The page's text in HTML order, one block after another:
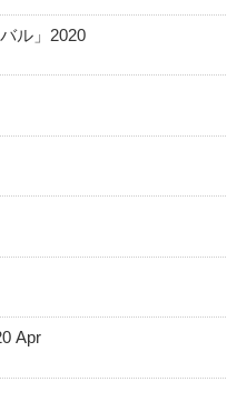
ル」2020
Apr